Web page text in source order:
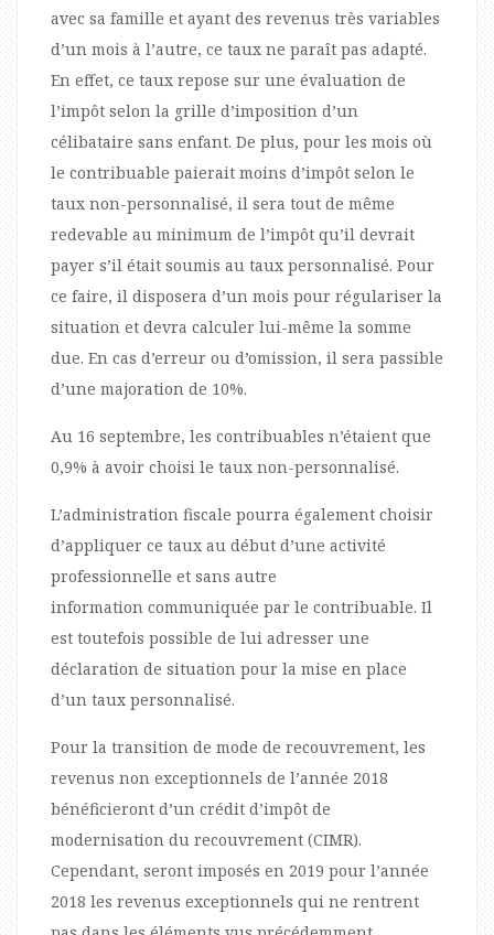
avec sa famille et ayant des revenus très variables
d’un mois à l’autre, ce taux ne paraît pas adapté.
En effet, ce taux repose sur une évaluation de
l’impôt selon la grille d’imposition d’un
célibataire sans enfant. De plus, pour les mois où
le contribuable paierait moins d’impôt selon le
taux non-personnalisé, il sera tout de même
redevable au minimum de l’impôt qu’il devrait
payer s’il était soumis au taux personnalisé. Pour
ce faire, il disposera d’un mois pour régulariser la
situation et devra calculer lui-même la somme
due. En cas d’erreur ou d’omission, il sera passible
d’une majoration de 10%.
Au 16 septembre, les contribuables n’étaient que
0,9% à avoir choisi le taux non-personnalisé.
L’administration fiscale pourra également choisir
d’appliquer ce taux au début d’une activité
professionnelle et sans autre
information communiquée par le contribuable. Il
est toutefois possible de lui adresser une
déclaration de situation pour la mise en place
d’un taux personnalisé.
Pour la transition de mode de recouvrement, les
revenus non exceptionnels de l’année 2018
bénéficieront d’un crédit d’impôt de
modernisation du recouvrement (CIMR).
Cependant, seront imposés en 2019 pour l’année
2018 les revenus exceptionnels qui ne rentrent